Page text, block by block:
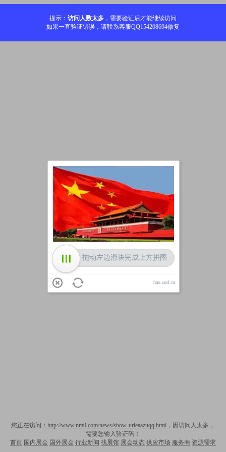
提示： 访问人数太多 ，需要验证后才能继续访问
如果一直验证错误，请联系客服QQ154208694修复
您正在访问： http://www.nm0.com/news/show-urleaazuqq.html ，因访问人太多，
需要您输入验证码！
首页 国内展会 国外展会 行业新闻 找展馆 展会动态 供应市场 服务商 资源需求
加载中
拖动左边滑块完成上方拼图
hao.sud.cn